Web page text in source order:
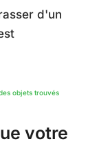
d'un
votre